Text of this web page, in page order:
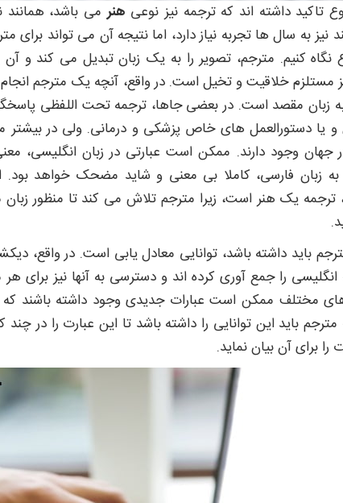
داشته اند که ترجمه نیز نوعی هنرمی باشد، همانند
به سال ها تجربه نیاز دارد، اما نتیجه آن می تواند برای
کنیم. مترجم، تصویر را به یک زبان تبدیل می کند و آن
مستلزم خلاقیت و تخیل است. در واقع، آنچه یک مترجم
زبان مقصد است. در بعضی جاها، ترجمه تحت اللفظی
دستورالعمل های خاص پزشکی و درمانی. ولی در بیشتر
وجود دارند. ممکن است عبارتی در زبان انگلیسی،
زبان فارسی، کاملا بی معنی و شاید مضحک خواهد
یک هنر است، زیرا مترجم تلاش می کند تا منظور
باید داشته باشد، توانایی معادل یابی است. در واقع،
را جمع آوری کرده اند و دسترسی به آنها نیز برای
ممکن است عبارات جدیدی وجود داشته باشند که
باید این توانایی را داشته باشد تا این عبارت را در
را برای آن بیان نماید.